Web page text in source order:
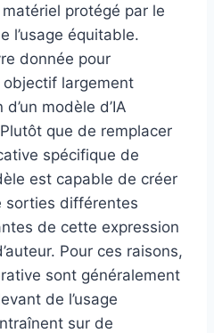
protégé par le
l’usage équitable.
donnée pour
objectif largement
modèle d’IA
que de remplacer
spécifique de
est capable de créer
sorties différentes
de cette expression
Pour ces raisons,
sont généralement
de l’usage
sur de